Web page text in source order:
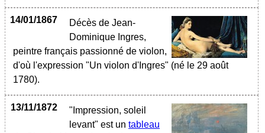
14/01/1867
Décès de Jean-
Dominique Ingres,
peintre français passionné de violon,
d'où l'expression "Un violon d'Ingres" (né le 29 août
1780).
13/11/1872
"Impression, soleil
levant" est un tableau